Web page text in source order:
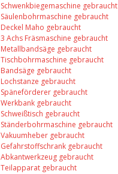
Schwenkbiegemaschine gebraucht
Säulenbohrmaschine gebraucht
Deckel Maho gebraucht
3 Achs Fräsmaschine gebraucht
Metallbandsäge gebraucht
Tischbohrmaschine gebraucht
Bandsäge gebraucht
Lochstanze gebraucht
Späneförderer gebraucht
Werkbank gebraucht
Schweißtisch gebraucht
Ständerbohrmaschine gebraucht
Vakuumheber gebraucht
Gefahrstoffschrank gebraucht
Abkantwerkzeug gebraucht
Teilapparat gebraucht